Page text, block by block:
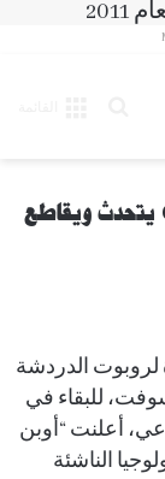
مرعب حقاً.. نموذج جديد من CHATGPT يتحدث ويقاطع
الدردشة
للبقاء في
أعلنت “أوبن
الناشئة